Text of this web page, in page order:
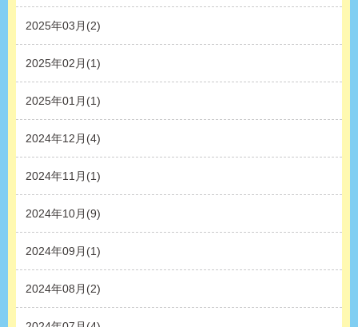
2025年03月(2)
2025年02月(1)
2025年01月(1)
2024年12月(4)
2024年11月(1)
2024年10月(9)
2024年09月(1)
2024年08月(2)